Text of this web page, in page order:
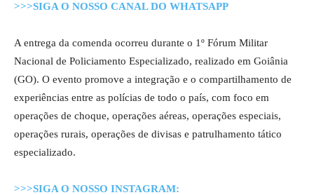
>>>SIGA O NOSSO CANAL DO WHATSAPP
A entrega da comenda ocorreu durante o 1º Fórum Militar
Nacional de Policiamento Especializado, realizado em Goiânia
(GO). O evento promove a integração e o compartilhamento de
experiências entre as polícias de todo o país, com foco em
operações de choque, operações aéreas, operações especiais,
operações rurais, operações de divisas e patrulhamento tático
especializado.
>>>SIGA O NOSSO INSTAGRAM: